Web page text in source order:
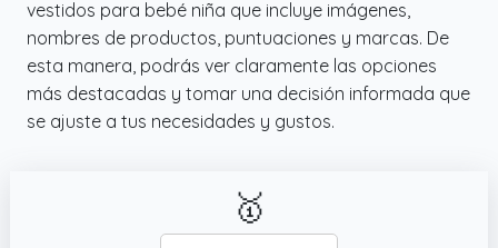
vestidos para bebé niña que incluye imágenes,
nombres de productos, puntuaciones y marcas. De
esta manera, podrás ver claramente las opciones
más destacadas y tomar una decisión informada que
se ajuste a tus necesidades y gustos.
🥇